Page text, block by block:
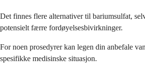
Det finnes flere alternativer til bariumsulfat,
potensielt færre fordøyelsesbivirkninger.
For noen prosedyrer kan legen din anbefale
spesifikke medisinske situasjon.